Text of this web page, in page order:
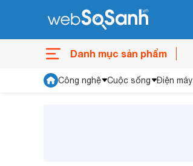
Danh mục sản phẩm
Công nghệ Cuộc sống Điện máy